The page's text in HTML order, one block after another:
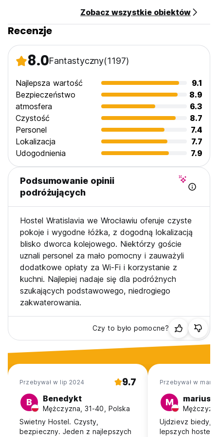
Zobacz wszystkie obiektów
Recenzje
8.0Fantastyczny(1197)
Najlepsza wartość
9.1
Bezpieczeństwo
8.9
atmosfera
6.3
Czystość
8.7
Personel
7.4
Lokalizacja
7.7
Udogodnienia
7.9
Podsumowanie opinii
podróżujących
Hostel Wratislavia we Wrocławiu oferuje czyste
pokoje i wygodne łóżka, z dogodną lokalizacją
blisko dworca kolejowego. Niektórzy goście
uznali personel za mało pomocny i zauważyli
dodatkowe opłaty za Wi-Fi i korzystanie z
kuchni. Najlepiej nadaje się dla podróżnych
szukających podstawowego, niedrogiego
zakwaterowania.
Czy to było pomocne?
Przebywał w lip 2024 9.7
B Benedykt
Mężczyzna, 31-40, Polska
Swietny Hostel. Czysty,
bezpieczny. Jeden z najlepszych
Przebywał w mar
M mariusz
Ujdzievz biedy,
lepszych